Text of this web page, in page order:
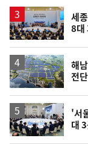
세
8대
해
전
'서
대